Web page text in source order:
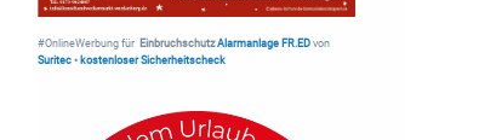
#OnlineWerbung für Einbruchschutz Alarmanlage FR.ED von
Suritec• kostenloser Sicherheitscheck